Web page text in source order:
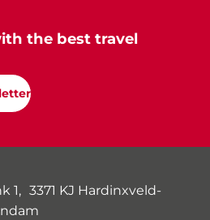
the best travel
1, 3371 KJ Hardinxveld-